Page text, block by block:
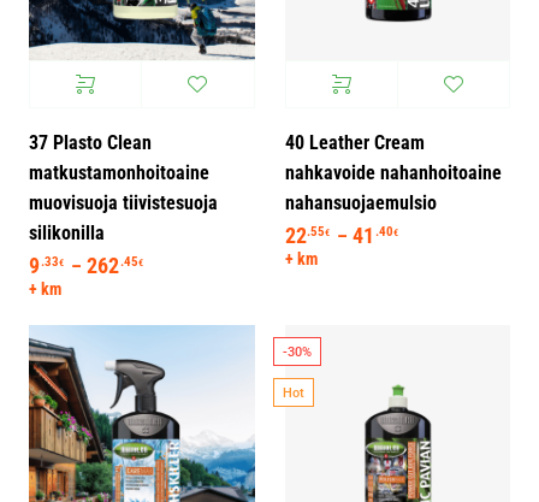
37 Plasto Clean
matkustamonhoitoaine
muovisuoja tiivistesuoja
silikonilla
9.33€ – 262.45€ Hintaluokka: 9.33€ - 262.45€
+ km
40 Leather Cream
nahkavoide nahanhoitoaine
nahansuojaemulsio
22.55€ – 41 .40€
+ km
-30%
Hot